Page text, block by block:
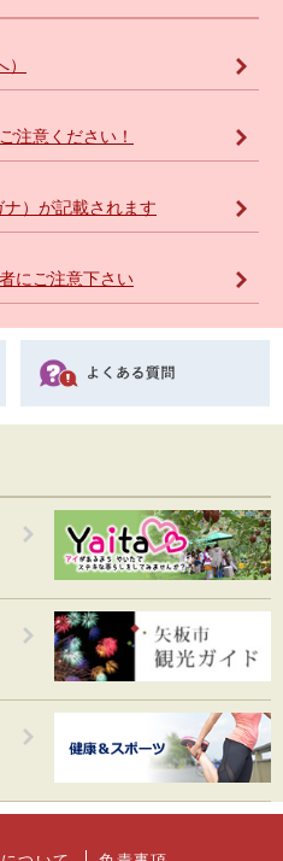
注意ください！
）が記載されます
にご注意下さい